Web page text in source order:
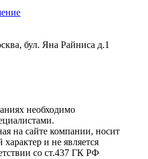
бул. Яна Райниса д.1
необходимо
на сайте компании, носит
и не является
со ст.437 ГК РФ